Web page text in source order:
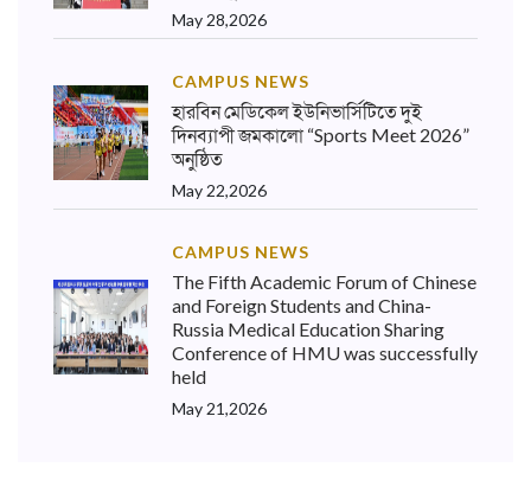
May 28,2026
CAMPUS NEWS
হারবিন মেডিকেল ইউনিভার্সিটিতে দুই
দিনব্যাপী জমকালো “Sports Meet 2026”
অনুষ্ঠিত
May 22,2026
CAMPUS NEWS
The Fifth Academic Forum of Chinese
and Foreign Students and China-
Russia Medical Education Sharing
Conference of HMU was successfully
held
May 21,2026